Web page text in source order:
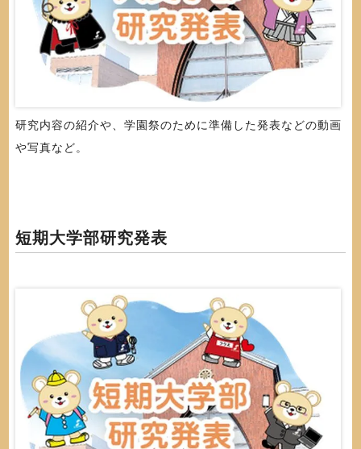
研究内容の紹介や、学園祭のために準備した発表などの動画
や写真など。
短期大学部研究発表